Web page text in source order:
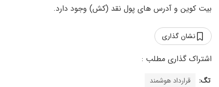
بیت کوین و آدرس های پول نقد (کش) وجود دارد.
نشان گذاری
تگ: قرارداد هوشمند